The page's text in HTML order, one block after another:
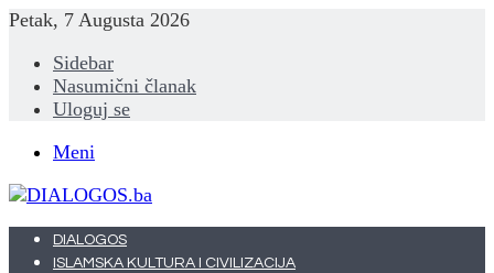
Petak, 7 Augusta 2026
Sidebar
Nasumični članak
Uloguj se
Meni
DIALOGOS
ISLAMSKA KULTURA I CIVILIZACIJA